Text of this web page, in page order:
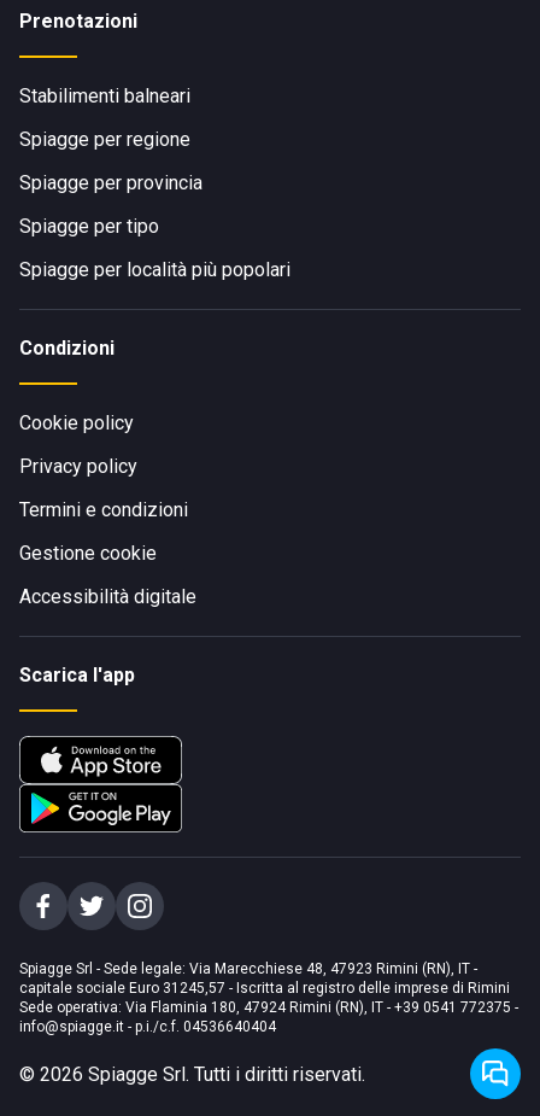
Prenotazioni
Stabilimenti balneari
Spiagge per regione
Spiagge per provincia
Spiagge per tipo
Spiagge per località più popolari
Condizioni
Cookie policy
Privacy policy
Termini e condizioni
Gestione cookie
Accessibilità digitale
Scarica l'app
Spiagge Srl - Sede legale: Via Marecchiese 48, 47923 Rimini (RN), IT -
capitale sociale Euro 31245,57 - Iscritta al registro delle imprese di Rimini
Sede operativa: Via Flaminia 180, 47924 Rimini (RN), IT - +39 0541 772375 -
info@spiagge.it - p.i./c.f. 04536640404
© 2026 Spiagge Srl. Tutti i diritti riservati.